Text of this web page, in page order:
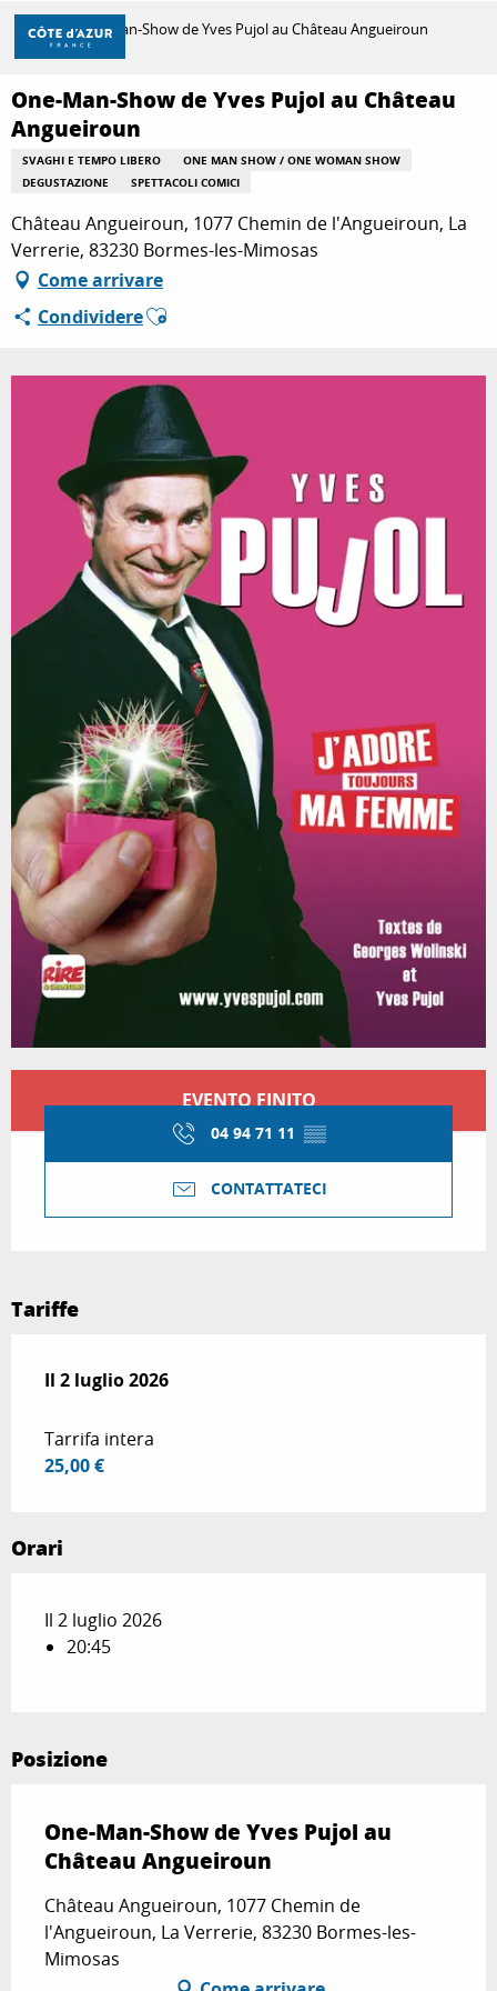
Aller
contenu
principal
SCOPRIRE
PER FARE
SOGGIORNO
Casa One-Man-Show de Yves Pujol au Château Angueiroun
One-Man-Show de Yves Pujol au Château
Angueiroun
SVAGHI E TEMPO LIBERO
ONE MAN SHOW / ONE WOMAN SHOW
DEGUSTAZIONE
SPETTACOLI COMICI
Château Angueiroun, 1077 Chemin de l'Angueiroun, La
Verrerie, 83230 Bormes-les-Mimosas
Come arrivare
CondividereAjouter aux favoris
Orari e contattiEVENTO FINITO
04 94 71 11 ▒▒
CONTATTATECI
Tariffe
Il 2 luglio 2026
Il 2 luglio 2026
Tarrifa intera
25,00 €
Orari
Il 2 luglio 2026
20:45
Posizione
One-Man-Show de Yves Pujol au
Château Angueiroun
Château Angueiroun, 1077 Chemin de
l'Angueiroun, La Verrerie, 83230 Bormes-les-
Mimosas